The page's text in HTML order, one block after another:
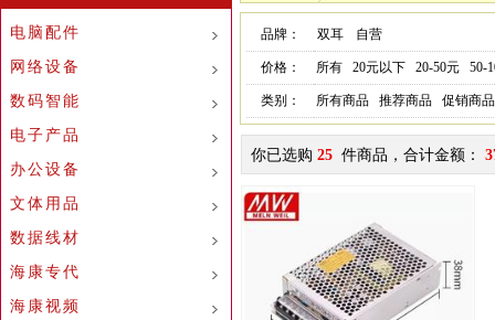
电脑配件
网络设备
数码智能
电子产品
办公设备
文体用品
数据线材
海康专代
海康视频
品牌： 双耳 自营
价格： 所有 20元以下 20-50元 50-
类别： 所有商品 推荐商品 促销商品
你已选购 25 件商品，合计金额：